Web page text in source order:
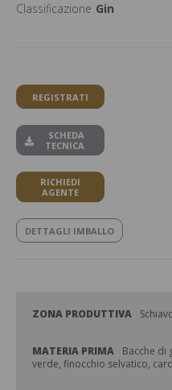
Classificazione Gin
REGISTRATI
SCHEDA
TECNICA
RICHIEDI
AGENTE
DETTAGLI IMBALLO
ZONA PRODUTTIVA
MATERIA PRIMA
Bacche di
verde, finocchio selvatico,